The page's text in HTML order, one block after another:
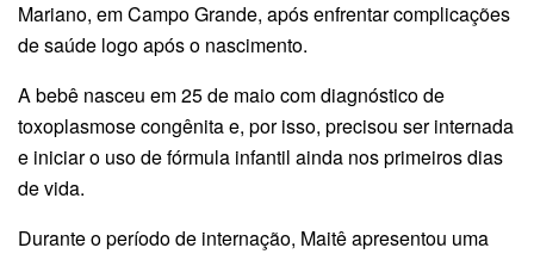
Mariano, em Campo Grande, após enfrentar complicações
de saúde logo após o nascimento.
A bebê nasceu em 25 de maio com diagnóstico de
toxoplasmose congênita e, por isso, precisou ser internada
e iniciar o uso de fórmula infantil ainda nos primeiros dias
de vida.
Durante o período de internação, Maitê apresentou uma